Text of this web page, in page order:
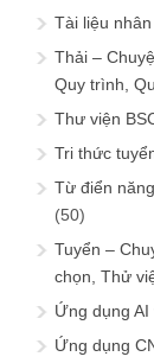
Tài liệu
Thải –
Quy trình,
Thư viện
Tri thức
Từ điển
(50)
Tuyển –
chọn, Thử
Ứng dụng AI
Ứng dụng